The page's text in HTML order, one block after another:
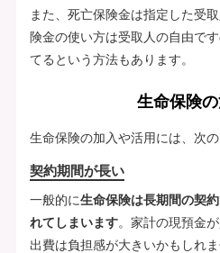
また、死亡保険金は指定した受
険金の使い方は受取人の自由で
てるという方法もあります。
生命保険
生命保険の加入や活用には、次
契約期間が長い
一般的に生命保険は長期間の契
れてしまいます。家計の現預金
出費は負担感が大きいかもしれま